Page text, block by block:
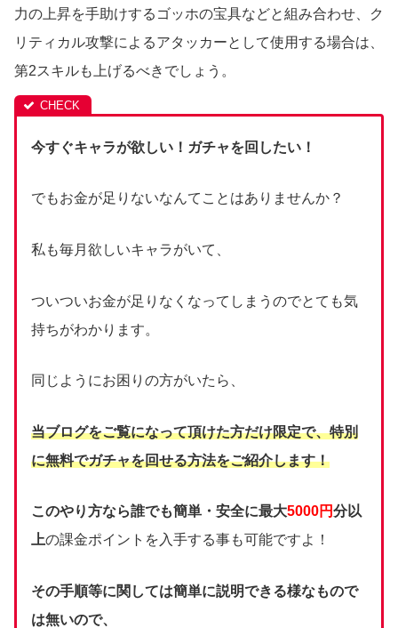
力の上昇を手助けするゴッホの宝具などと組み合わせ、ク
リティカル攻撃によるアタッカーとして使用する場合は、
第2スキルも上げるべきでしょう。
今すぐキャラが欲しい！ガチャを回したい！
でもお金が足りないなんてことはありませんか？
私も毎月欲しいキャラがいて、
ついついお金が足りなくなってしまうのでとても気
持ちがわかります。
同じようにお困りの方がいたら、
当ブログをご覧になって頂けた方だけ限定で、特別
に無料でガチャを回せる方法をご紹介します！
このやり方なら誰でも簡単・安全に最大5000円分以
上の課金ポイントを入手する事も可能ですよ！
その手順等に関しては簡単に説明できる様なもので
は無いので、